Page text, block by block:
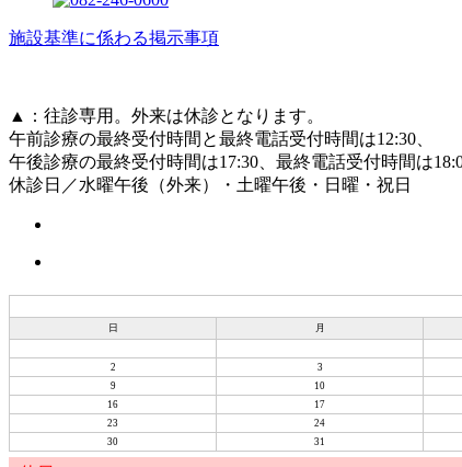
施設基準に係わる掲示事項
▲
：往診専用。外来は休診となります。
午前診療の最終受付時間と最終電話受付時間は12:30、
午後診療の最終受付時間は17:30、最終電話受付時間は
休診日／水曜午後（外来）・土曜午後・日曜・祝日
日
月
2
3
9
10
16
17
23
24
30
31